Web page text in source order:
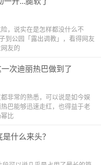
，说实在是怎样都没什么不
到公园「露出调教」，看得网友
友的
次迪丽热巴做到了
非常的熟悉，可以说是如今娱
巴能够迅速走红，也得益于老
比
什么来头？